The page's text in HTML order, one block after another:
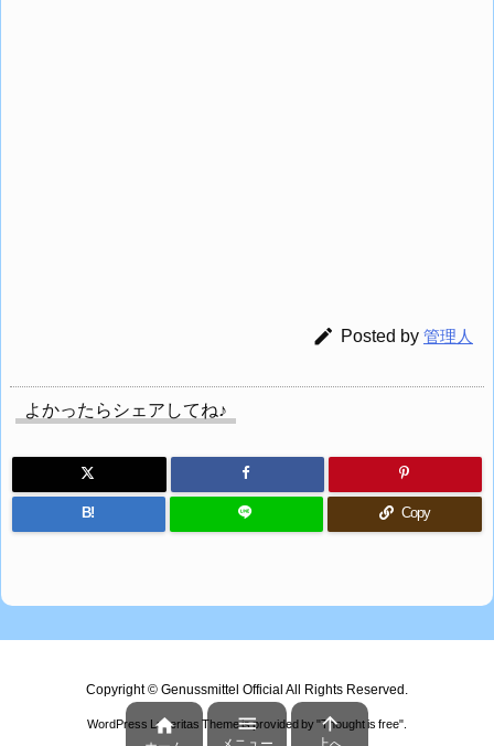
 Posted by 管理人
よかったらシェアしてね♪
B! Copy
Copyright © Genussmittel Official All Rights Reserved.
WordPress Luxeritas Theme is provided by "Thought is free".
  